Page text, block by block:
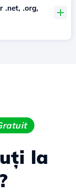
.net, .org,
la
?